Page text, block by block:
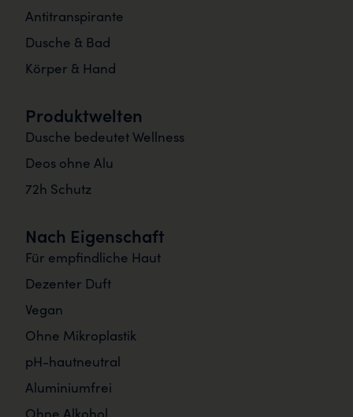
Antitranspirante
Dusche & Bad
Körper & Hand
Produktwelten
Dusche bedeutet Wellness
Deos ohne Alu
72h Schutz
Nach Eigenschaft
Für empfindliche Haut
Dezenter Duft
Vegan
Ohne Mikroplastik
pH-hautneutral
Aluminiumfrei
Ohne Alkohol